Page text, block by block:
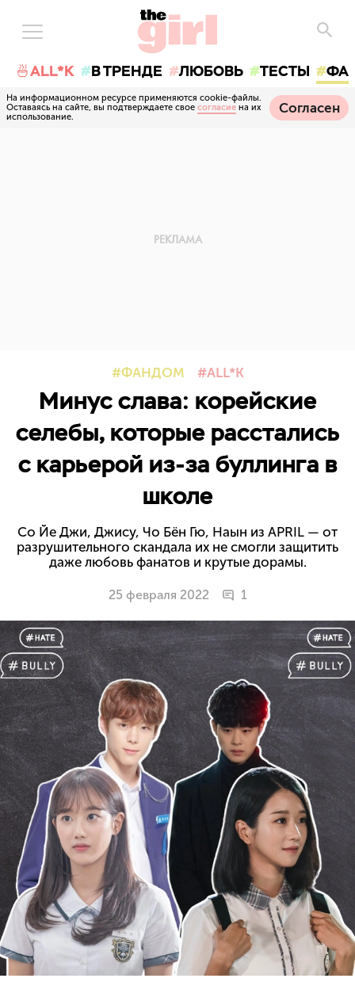
🍜ALL*K В ТРЕНДЕ ЛЮБОВЬ ТЕСТЫ
На информационном ресурсе применяются cookie-файлы.
Оставаясь на сайте, вы подтверждаете свое согласие на их
использование.
Согласен
ФАНДОМ ALL*K
Минус слава: корейские
селебы, которые расстались
с карьерой из-за буллинга в
школе
Со Йе Джи, Джису, Чо Бён Гю, Наын из APRIL — от
разрушительного скандала их не смогли защитить
даже любовь фанатов и крутые дорамы.
25 февраля 2022 1